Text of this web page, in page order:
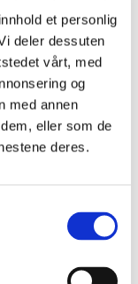
et personlig
deler dessuten
vårt, med
og
med annen
eller som de
deres.